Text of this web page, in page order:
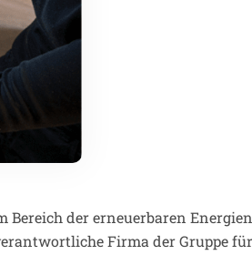
der erneuerbaren
Firma der Gruppe für